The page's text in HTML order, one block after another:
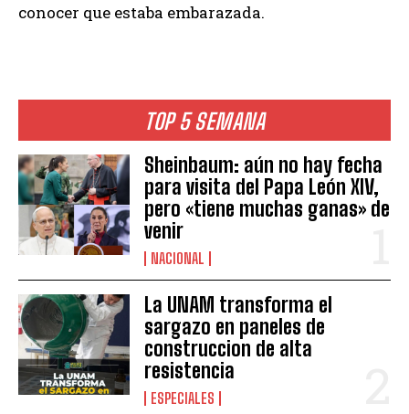
TOP 5 SEMANA
Sheinbaum: aún no hay fecha
para visita del Papa León XIV,
pero «tiene muchas ganas» de
venir
NACIONAL
La UNAM transforma el
sargazo en paneles de
construccion de alta
resistencia
ESPECIALES
conocer que estaba embarazada.